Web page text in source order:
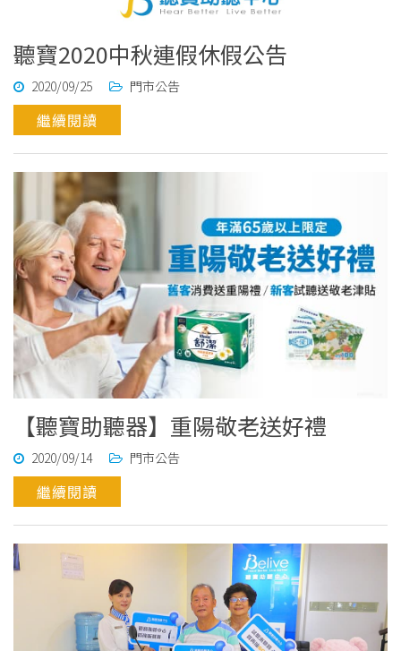
聽寶2020中秋連假休假公告
2020/09/25 門市公告
繼續閱讀
【聽寶助聽器】重陽敬老送好禮
2020/09/14 門市公告
繼續閱讀